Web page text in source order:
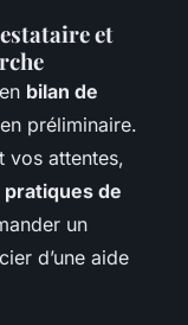
et
bilan de
préliminaire.
vos attentes,
pratiques de
un
d’une aide